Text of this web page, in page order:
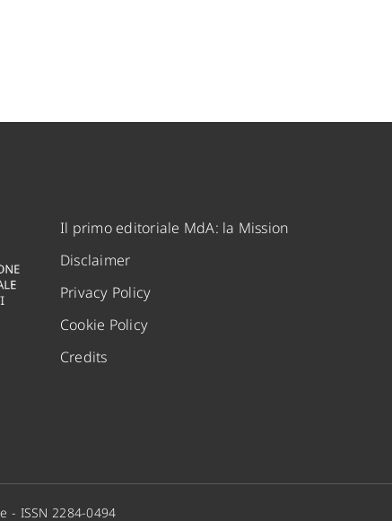
Il primo editoriale MdA: la Mission
Disclaimer
Privacy Policy
Cookie Policy
Credits
- ISSN 2284-0494